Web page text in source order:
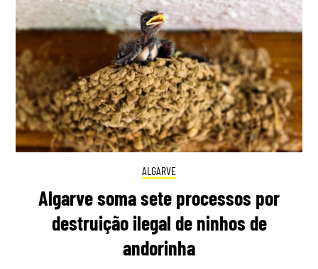
ALGARVE
Algarve soma sete processos por
destruição ilegal de ninhos de
andorinha